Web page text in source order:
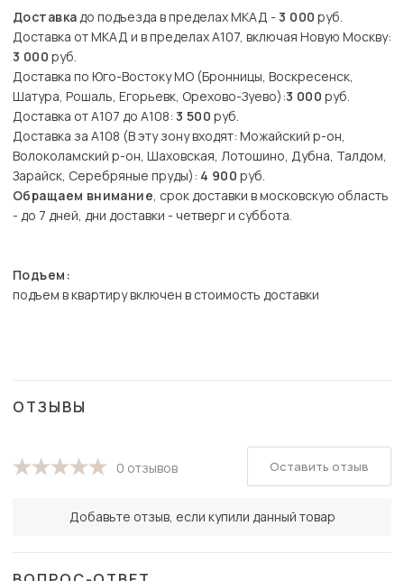
Доставкадо подъезда в пределах МКАД -3 000 руб.
Доставка от МКАД и в пределах А107, включая Новую Москву:
3 000 руб.
Доставка по Юго-Востоку МО (Бронницы, Воскресенск,
Шатура, Рошаль, Егорьевк, Орехово-Зуево):3 000 руб.
Доставка от А107 до А108: 3 500 руб.
Доставка за А108 (В эту зону входят: Можайский р-он,
Волоколамский р-он, Шаховская, Лотошино, Дубна, Талдом,
Зарайск, Серебряные пруды): 4 900 руб.
Обращаем внимание, срок доставки в московскую область
- до 7 дней, дни доставки - четверг и суббота.
Подъем:
подъем в квартиру включен в стоимость доставки
ОТЗЫВЫ
0 отзывов
Добавьте отзыв, если купили данный товар
Оставить отзыв